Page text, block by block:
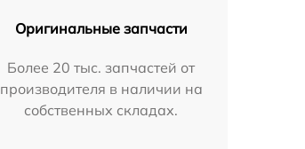
Оригинальные запчасти
Более 20 тыс. запчастей от
производителя в наличии на
собственных складах.